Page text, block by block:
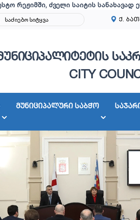
რეჟიმში, ძველი საიტის სანახავად
ქ.
CITY
მუნიციპალური საბჭო